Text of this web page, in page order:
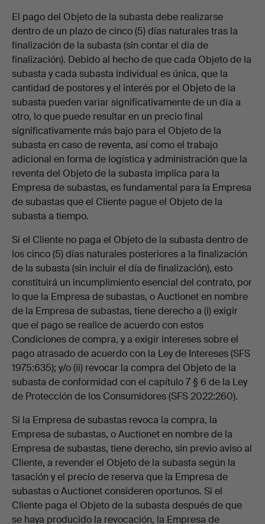
El pago del Objeto de la subasta debe realizarse
dentro de un plazo de cinco (5) días naturales tras la
finalización de la subasta (sin contar el día de
finalización). Debido al hecho de que cada Objeto de la
subasta y cada subasta individual es única, que la
cantidad de postores y el interés por el Objeto de la
subasta pueden variar significativamente de un día a
otro, lo que puede resultar en un precio final
significativamente más bajo para el Objeto de la
subasta en caso de reventa, así como el trabajo
adicional en forma de logística y administración que la
reventa del Objeto de la subasta implica para la
Empresa de subastas, es fundamental para la Empresa
de subastas que el Cliente pague el Objeto de la
subasta a tiempo.
Si el Cliente no paga el Objeto de la subasta dentro de
los cinco (5) días naturales posteriores a la finalización
de la subasta (sin incluir el día de finalización), esto
constituirá un incumplimiento esencial del contrato, por
lo que la Empresa de subastas, o Auctionet en nombre
de la Empresa de subastas, tiene derecho a (i) exigir
que el pago se realice de acuerdo con estos
Condiciones de compra, y a exigir intereses sobre el
pago atrasado de acuerdo con la Ley de Intereses (SFS
1975:635); y/o (ii) revocar la compra del Objeto de la
subasta de conformidad con el capítulo 7 § 6 de la Ley
de Protección de los Consumidores (SFS 2022:260).
Si la Empresa de subastas revoca la compra, la
Empresa de subastas, o Auctionet en nombre de la
Empresa de subastas, tiene derecho, sin previo aviso al
Cliente, a revender el Objeto de la subasta según la
tasación y el precio de reserva que la Empresa de
subastas o Auctionet consideren oportunos. Si el
Cliente paga el Objeto de la subasta después de que
se haya producido la revocación, la Empresa de